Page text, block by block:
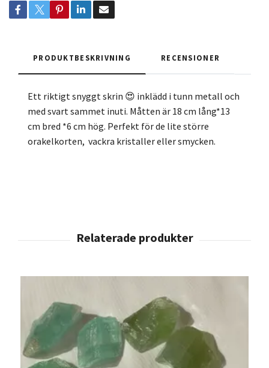
PRODUKTBESKRIVNING RECENSIONER
Ett riktigt snyggt skrin 😍 inklädd i tunn metall och
med svart sammet inuti. Måtten är 18 cm lång*13
cm bred *6 cm hög. Perfekt för de lite större
orakelkorten, vackra kristaller eller smycken.